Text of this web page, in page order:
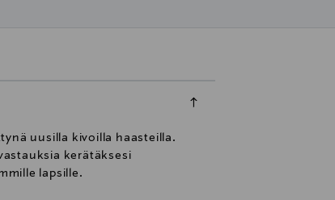
uusilla kivoilla haasteilla.
kerätäksesi
lapsille.